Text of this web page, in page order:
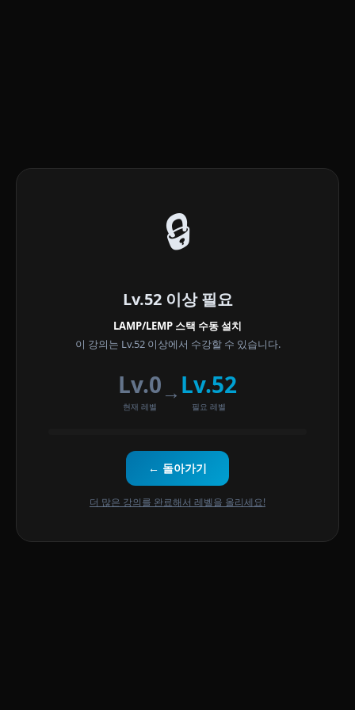
🔒
Lv.52 이상 필요
LAMP/LEMP 스택 수동 설치
이 강의는 Lv.52 이상에서 수강할 수 있습니다.
Lv.0
현재 레벨
→ Lv.52
필요 레벨
← 돌아가기
더 많은 강의를 완료해서 레벨을 올리세요!